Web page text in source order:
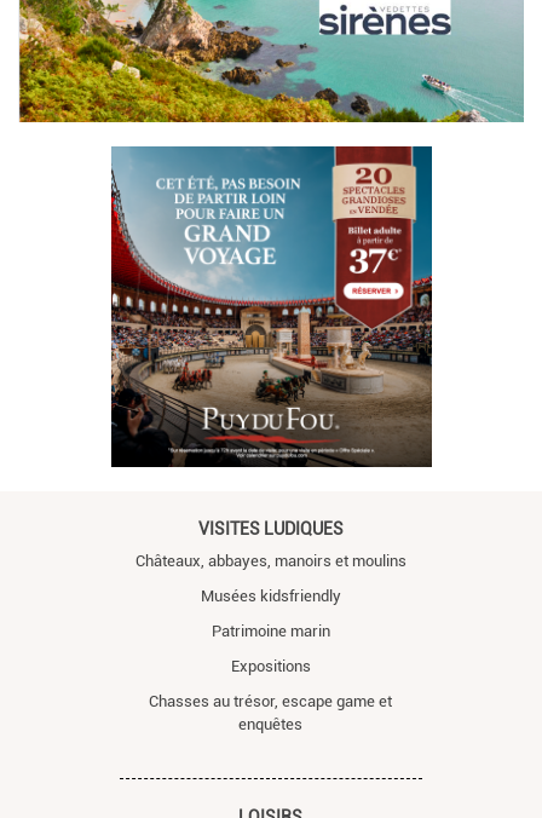
VISITES LUDIQUES
Châteaux, abbayes, manoirs et moulins
Musées kidsfriendly
Patrimoine marin
Expositions
Chasses au trésor, escape game et
enquêtes